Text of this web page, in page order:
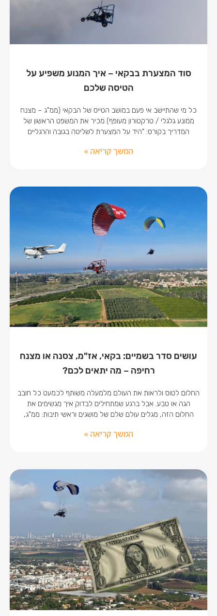
סוד המצערת בבקאי – איך המנוע משפיע על
הטיסה שלכם
כל מי שהתיישב אי פעם במושב הטייס של הבקאי (ממ"ג – מצנח
ממונע גלגלי / טרקטורון מעופף) מכיר את המשפט הראשון של
המדריך בקורס: "היד על המצערת לשליטה בגובה והרגליים
המשך קריאה »
עושים סדר בשמיים: בקאי, אז"מ, צסנה או מצנח
רחיפה – מה יתאים לכם?
החלום לטוס ולראות את העולם מלמעלה משותף לכמעט כל חובב
הגה או טבע. אבל ברגע שמתחילים לבדוק איך מגשימים את
החלום הזה, מגלים עולם שלם של מושגים וראשי תיבות: ממ"ג,
המשך קריאה »